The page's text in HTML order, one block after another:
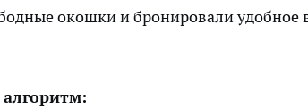
окошки и бронировали удобное